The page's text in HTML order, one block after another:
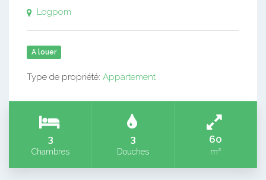
Logpom
A louer
Type de propriété: Appartement
3
Chambres
3
Douches
60
m²